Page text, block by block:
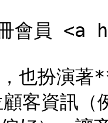
冊會員
也扮演
客資訊（